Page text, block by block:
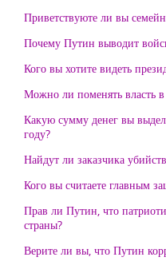
Приветствуюте ли вы
Почему Путин выводит
Кого вы хотите видеть
Можно ли поменять власть в
Какую сумму денег вы
году?
Найдут ли заказчика
Кого вы считаете главным
Прав ли Путин, что
страны?
Верите ли вы, что Путин